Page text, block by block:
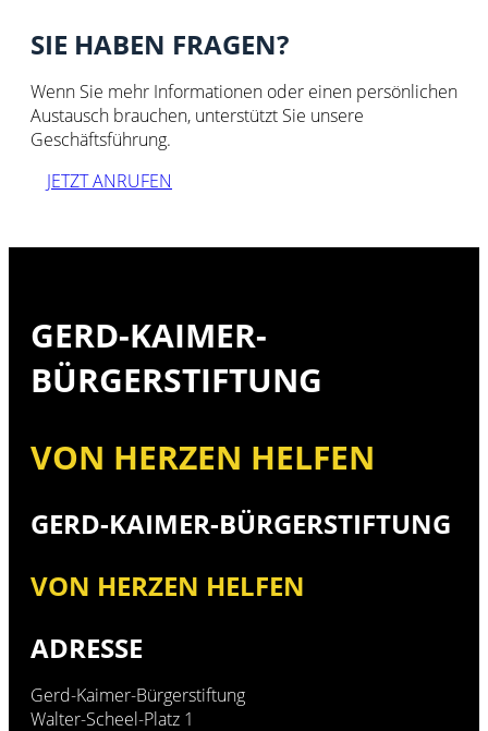
SIE HABEN FRAGEN?
Wenn Sie mehr Informationen oder einen persönlichen
Austausch brauchen, unterstützt Sie unsere
Geschäftsführung.
JETZT ANRUFEN
GERD-KAIMER-
BÜRGERSTIFTUNG
VON HERZEN HELFEN
GERD-KAIMER-BÜRGERSTIFTUNG
VON HERZEN HELFEN
ADRESSE
Gerd-Kaimer-Bürgerstiftung
Walter-Scheel-Platz 1